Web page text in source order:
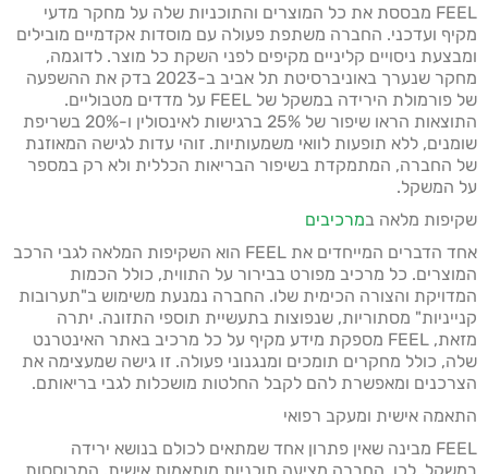
FEEL מבססת את כל המוצרים והתוכניות שלה על מחקר מדעי
מקיף ועדכני. החברה משתפת פעולה עם מוסדות אקדמיים מובילים
ומבצעת ניסויים קליניים מקיפים לפני השקת כל מוצר. לדוגמה,
מחקר שנערך באוניברסיטת תל אביב ב-2023 בדק את ההשפעה
של פורמולת הירידה במשקל של FEEL על מדדים מטבוליים.
התוצאות הראו שיפור של 25% ברגישות לאינסולין ו-20% בשריפת
שומנים, ללא תופעות לוואי משמעותיות. זוהי עדות לגישה המאוזנת
של החברה, המתמקדת בשיפור הבריאות הכללית ולא רק במספר
על המשקל.
שקיפות מלאה במרכיבים
אחד הדברים המייחדים את FEEL הוא השקיפות המלאה לגבי הרכב
המוצרים. כל מרכיב מפורט בבירור על התווית, כולל הכמות
המדויקת והצורה הכימית שלו. החברה נמנעת משימוש ב"תערובות
קנייניות" מסתוריות, שנפוצות בתעשיית תוספי התזונה. יתרה
מזאת, FEEL מספקת מידע מקיף על כל מרכיב באתר האינטרנט
שלה, כולל מחקרים תומכים ומנגנוני פעולה. זו גישה שמעצימה את
הצרכנים ומאפשרת להם לקבל החלטות מושכלות לגבי בריאותם.
התאמה אישית ומעקב רפואי
FEEL מבינה שאין פתרון אחד שמתאים לכולם בנושא ירידה
במשקל. לכן, החברה מציעה תוכניות מותאמות אישית, המבוססות